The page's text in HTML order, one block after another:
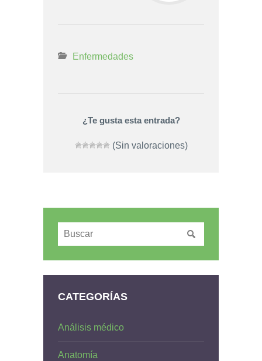
Enfermedades
¿Te gusta esta entrada?
(Sin valoraciones)
CATEGORÍAS
Análisis médico
Anatomía